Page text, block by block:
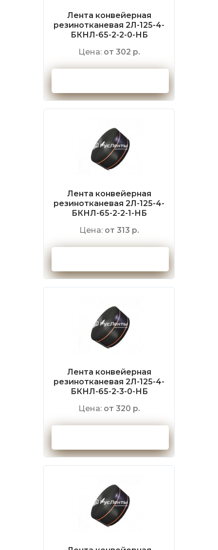
Лента конвейерная
резинотканевая 2Л-125-4-
БКНЛ-65-2-2-0-НБ
Цена: от 302 р.
Лента конвейерная
резинотканевая 2Л-125-4-
БКНЛ-65-2-2-1-НБ
Цена: от 313 р.
Лента конвейерная
резинотканевая 2Л-125-4-
БКНЛ-65-2-3-0-НБ
Цена: от 320 р.